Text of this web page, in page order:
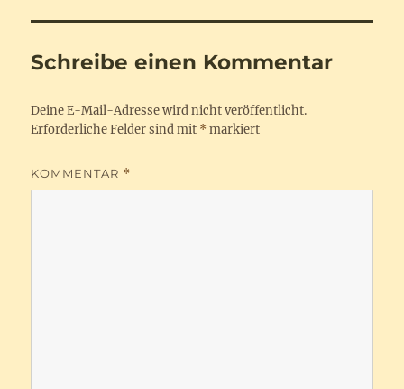
Schreibe einen Kommentar
Deine E-Mail-Adresse wird nicht veröffentlicht.
Erforderliche Felder sind mit * markiert
KOMMENTAR *